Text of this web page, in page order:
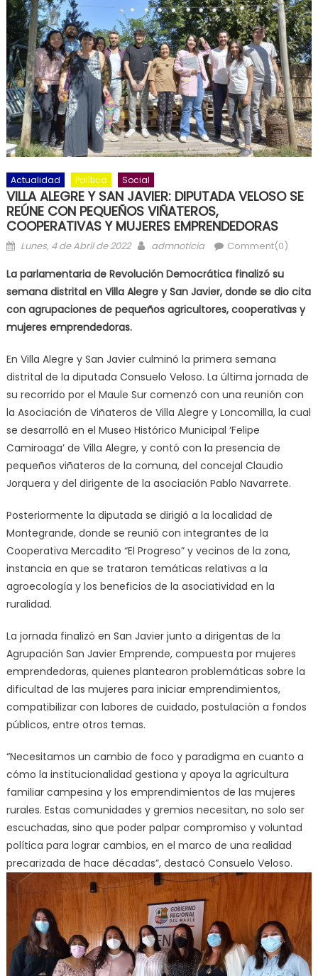
Actualidad Política Social
VILLA ALEGRE Y SAN JAVIER: DIPUTADA VELOSO SE
REÚNE CON PEQUEÑOS VIÑATEROS,
COOPERATIVAS Y MUJERES EMPRENDEDORAS
Posted on
Lunes, 4 de Abril de 2022 Author
admnoticia Comment(0)
La parlamentaria de Revolución Democrática finalizó su
semana distrital en Villa Alegre y San Javier, donde se dio cita
con agrupaciones de pequeños agricultores, cooperativas y
mujeres emprendedoras.
En Villa Alegre y San Javier culminó la primera semana
distrital de la diputada Consuelo Veloso. La última jornada de
su recorrido por el Maule Sur comenzó con una reunión con
la Asociación de Viñateros de Villa Alegre y Loncomilla, la cual
se desarrolló en el Museo Histórico Municipal ‘Felipe
Camiroaga’ de Villa Alegre, y contó con la presencia de
pequeños viñateros de la comuna, del concejal Claudio
Jorquera y del dirigente de la asociación Pablo Navarrete.
Posteriormente la diputada se dirigió a la localidad de
Montegrande, donde se reunió con integrantes de la
Cooperativa Mercadito “El Progreso” y vecinos de la zona,
instancia en que se trataron temáticas relativas a la
agroecología y los beneficios de la asociatividad en la
ruralidad.
La jornada finalizó en San Javier junto a dirigentas de la
Agrupación San Javier Emprende, compuesta por mujeres
emprendedoras, quienes plantearon problemáticas sobre la
dificultad de las mujeres para iniciar emprendimientos,
compatibilizar con labores de cuidado, postulación a fondos
públicos, entre otros temas.
“Necesitamos un cambio de foco y paradigma en cuanto a
cómo la institucionalidad gestiona y apoya la agricultura
familiar campesina y los emprendimientos de las mujeres
rurales. Estas comunidades y gremios necesitan, no solo ser
escuchadas, sino que poder palpar compromiso y voluntad
política para lograr cambios, en el marco de una realidad
precarizada de hace décadas”, destacó Consuelo Veloso.